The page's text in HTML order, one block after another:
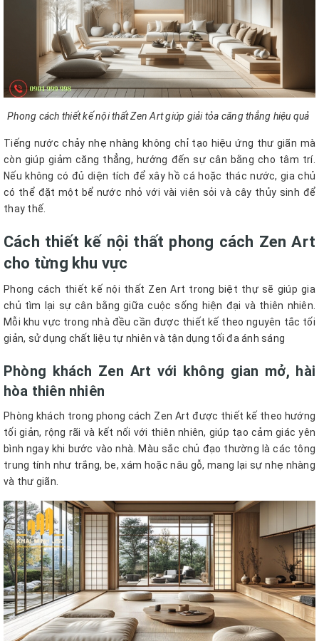
Phong cách thiết kế nội thất Zen Art giúp giải tỏa căng thẳng hiệu quả
Tiếng nước chảy nhẹ nhàng không chỉ tạo hiệu ứng thư giãn mà
còn giúp giảm căng thẳng, hướng đến sự cân bằng cho tâm trí.
Nếu không có đủ diện tích để xây hồ cá hoặc thác nước, gia chủ
có thể đặt một bể nước nhỏ với vài viên sỏi và cây thủy sinh để
thay thế.
Cách thiết kế nội thất phong cách Zen Art
cho từng khu vực
Phong cách thiết kế nội thất Zen Art trong biệt thự sẽ giúp gia
chủ tìm lại sự cân bằng giữa cuộc sống hiện đại và thiên nhiên.
Mỗi khu vực trong nhà đều cần được thiết kế theo nguyên tắc tối
giản, sử dụng chất liệu tự nhiên và tận dụng tối đa ánh sáng
Phòng khách Zen Art với không gian mở, hài
hòa thiên nhiên
Phòng khách trong phong cách Zen Art được thiết kế theo hướng
tối giản, rộng rãi và kết nối với thiên nhiên, giúp tạo cảm giác yên
bình ngay khi bước vào nhà. Màu sắc chủ đạo thường là các tông
trung tính như trắng, be, xám hoặc nâu gỗ, mang lại sự nhẹ nhàng
và thư giãn.